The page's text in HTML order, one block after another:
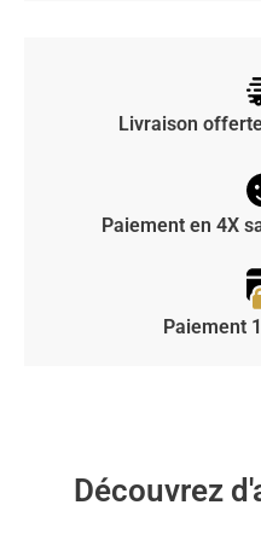
Livraison
Paiement en 4X
Paiement
Découvrez